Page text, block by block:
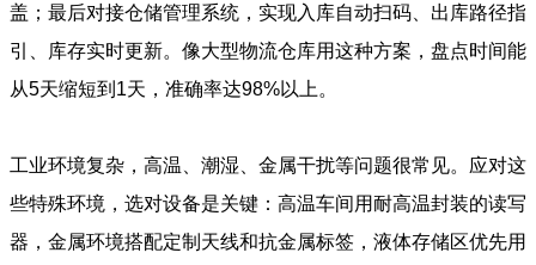
盖；最后对接仓储管理系统，实现入库自动扫码、出库路径指
引、库存实时更新。像大型物流仓库用这种方案，盘点时间能
从5天缩短到1天，准确率达98%以上。
工业环境复杂，高温、潮湿、金属干扰等问题很常见。应对这
些特殊环境，选对设备是关键：高温车间用耐高温封装的读写
器，金属环境搭配定制天线和抗金属标签，液体存储区优先用